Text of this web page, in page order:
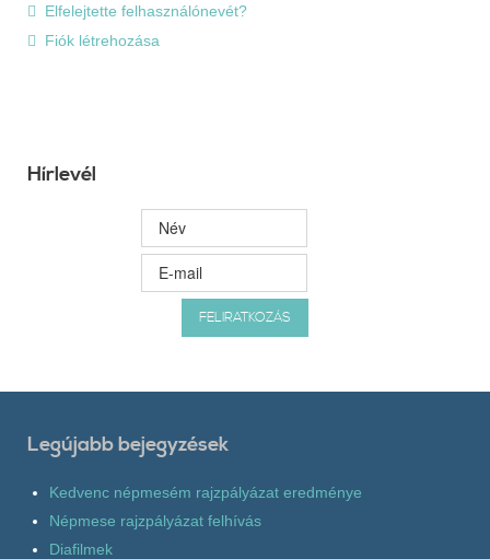
Elfelejtette felhasználónevét?
Fiók létrehozása
Hírlevél
Legújabb bejegyzések
Kedvenc népmesém rajzpályázat eredménye
Népmese rajzpályázat felhívás
Diafilmek